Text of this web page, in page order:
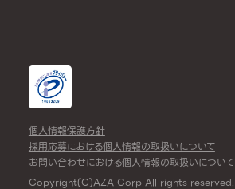
個人情報保護方針
採用応募における個人情報の取扱いについて
お問い合わせにおける個人情報の取扱いについて
Copyright(C)AZA Corp All rights reserved.